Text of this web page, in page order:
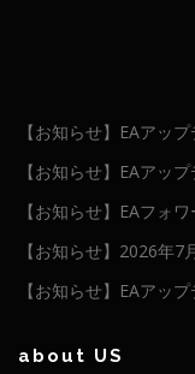
【お知らせ】EAアッ
【お知らせ】EAアッ
【お知らせ】EAフォ
【お知らせ】2026年7
【お知らせ】EAアッ
about US